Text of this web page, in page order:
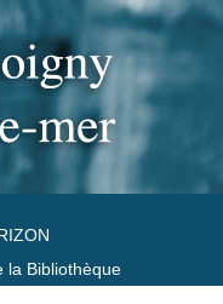
la Bibliothèque